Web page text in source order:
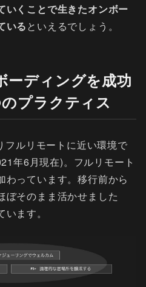
いくことで生きたオンボー
いるといえるでしょう。
ーディングを成功
プラクティス
ルリモートに近い環境で
年6月現在)。フルリモート
わっています。移行前から
ぼそのまま活かせました
ます。